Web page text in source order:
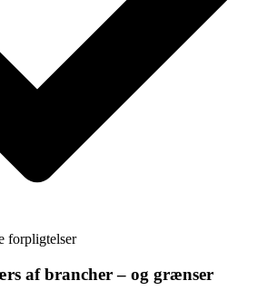
forpligtelser
af brancher – og grænser